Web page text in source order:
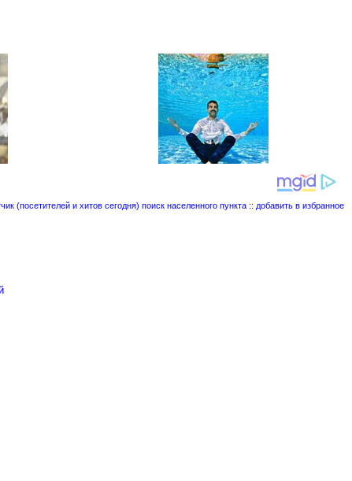
поиск населенного пункта :: добавить в избранное